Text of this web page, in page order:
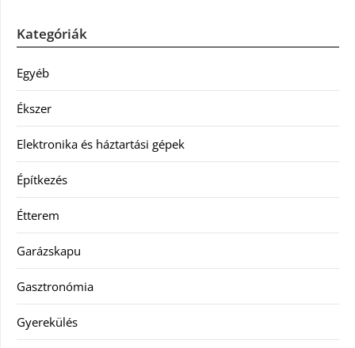
Kategóriák
Egyéb
Ékszer
Elektronika és háztartási gépek
Építkezés
Étterem
Garázskapu
Gasztronómia
Gyerekülés